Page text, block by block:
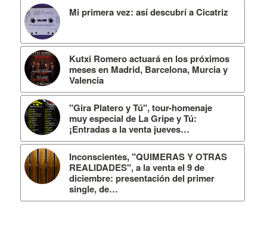
Mi primera vez: así descubrí a Cicatriz
Kutxi Romero actuará en los próximos
meses en Madrid, Barcelona, Murcia y
Valencia
"Gira Platero y Tú", tour-homenaje
muy especial de La Gripe y Tú:
¡Entradas a la venta jueves…
Inconscientes, "QUIMERAS Y OTRAS
REALIDADES", a la venta el 9 de
diciembre: presentación del primer
single, de…